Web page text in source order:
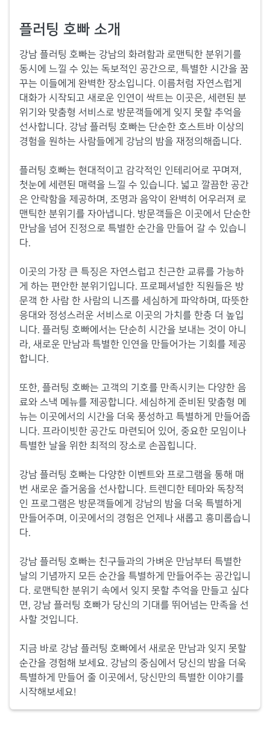
플러팅 호빠 소개
강남 플러팅 호빠는 강남의 화려함과 로맨틱한 분위기를
동시에 느낄 수 있는 독보적인 공간으로, 특별한 시간을 꿈
꾸는 이들에게 완벽한 장소입니다. 이름처럼 자연스럽게
대화가 시작되고 새로운 인연이 싹트는 이곳은, 세련된 분
위기와 맞춤형 서비스로 방문객들에게 잊지 못할 추억을
선사합니다. 강남 플러팅 호빠는 단순한 호스트바 이상의
경험을 원하는 사람들에게 강남의 밤을 재정의해줍니다.
플러팅 호빠는 현대적이고 감각적인 인테리어로 꾸며져,
첫눈에 세련된 매력을 느낄 수 있습니다. 넓고 깔끔한 공간
은 안락함을 제공하며, 조명과 음악이 완벽히 어우러져 로
맨틱한 분위기를 자아냅니다. 방문객들은 이곳에서 단순한
만남을 넘어 진정으로 특별한 순간을 만들어 갈 수 있습니
다.
이곳의 가장 큰 특징은 자연스럽고 친근한 교류를 가능하
게 하는 편안한 분위기입니다. 프로페셔널한 직원들은 방
문객 한 사람 한 사람의 니즈를 세심하게 파악하며, 따뜻한
응대와 정성스러운 서비스로 이곳의 가치를 한층 더 높입
니다. 플러팅 호빠에서는 단순히 시간을 보내는 것이 아니
라, 새로운 만남과 특별한 인연을 만들어가는 기회를 제공
합니다.
또한, 플러팅 호빠는 고객의 기호를 만족시키는 다양한 음
료와 스낵 메뉴를 제공합니다. 세심하게 준비된 맞춤형 메
뉴는 이곳에서의 시간을 더욱 풍성하고 특별하게 만들어줍
니다. 프라이빗한 공간도 마련되어 있어, 중요한 모임이나
특별한 날을 위한 최적의 장소로 손꼽힙니다.
강남 플러팅 호빠는 다양한 이벤트와 프로그램을 통해 매
번 새로운 즐거움을 선사합니다. 트렌디한 테마와 독창적
인 프로그램은 방문객들에게 강남의 밤을 더욱 특별하게
만들어주며, 이곳에서의 경험은 언제나 새롭고 흥미롭습니
다.
강남 플러팅 호빠는 친구들과의 가벼운 만남부터 특별한
날의 기념까지 모든 순간을 특별하게 만들어주는 공간입니
다. 로맨틱한 분위기 속에서 잊지 못할 추억을 만들고 싶다
면, 강남 플러팅 호빠가 당신의 기대를 뛰어넘는 만족을 선
사할 것입니다.
지금 바로 강남 플러팅 호빠에서 새로운 만남과 잊지 못할
순간을 경험해 보세요. 강남의 중심에서 당신의 밤을 더욱
특별하게 만들어 줄 이곳에서, 당신만의 특별한 이야기를
시작해보세요!